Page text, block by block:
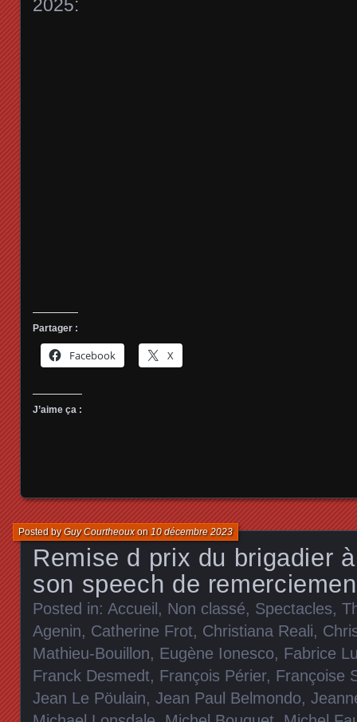
2025:
Partager :
Facebook X
J’aime ça :
Remise d prix du brigadier
son speech de
Posted byGuy Courtheouxon 10 décembre 2023
Posted in: Accueil, Non classé, Spectacles,
Agenin, Catherine Frot, Christiana Reali,
Mathieu-Bouillon, Eugène Ionesco, Fabrice
Franck Desmedt, François Périer, Françoise
Jean Le Pöulain, Jean Paul Belmondo,